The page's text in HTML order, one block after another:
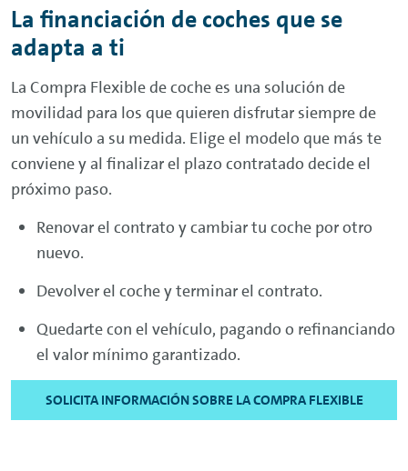
La financiación de coches que se
adapta a ti
La Compra Flexible de coche es una solución de
movilidad para los que quieren disfrutar siempre de
un vehículo a su medida. Elige el modelo que más te
conviene y al finalizar el plazo contratado decide el
próximo paso.
Renovar el contrato y cambiar tu coche por otro
nuevo.
Devolver el coche y terminar el contrato.
Quedarte con el vehículo, pagando o refinanciando
el valor mínimo garantizado.
SOLICITA INFORMACIÓN SOBRE LA COMPRA FLEXIBLE